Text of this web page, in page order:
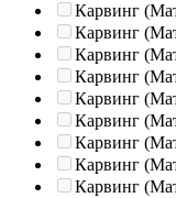
Карвинг
Карвинг
Карвинг
Карвинг
Карвинг
Карвинг
Карвинг
Карвинг
Карвинг